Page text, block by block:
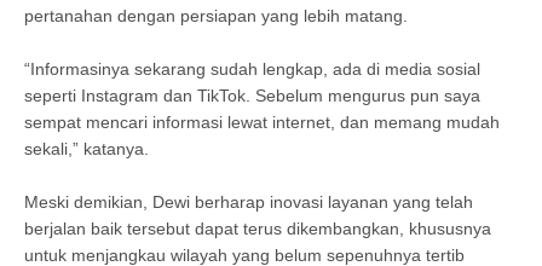
pertanahan dengan persiapan yang lebih matang.
“Informasinya sekarang sudah lengkap, ada di media sosial
seperti Instagram dan TikTok. Sebelum mengurus pun saya
sempat mencari informasi lewat internet, dan memang mudah
sekali,” katanya.
Meski demikian, Dewi berharap inovasi layanan yang telah
berjalan baik tersebut dapat terus dikembangkan, khususnya
untuk menjangkau wilayah yang belum sepenuhnya tertib